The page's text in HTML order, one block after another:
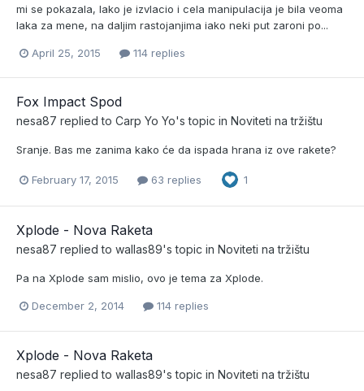
mi se pokazala, lako je izvlacio i cela manipulacija je bila veoma
laka za mene, na daljim rastojanjima iako neki put zaroni po...
April 25, 2015 114 replies
Fox Impact Spod
nesa87 replied to Carp Yo Yo's topic in Noviteti na tržištu
Sranje. Bas me zanima kako će da ispada hrana iz ove rakete?
February 17, 2015 63 replies 1
Xplode - Nova Raketa
nesa87 replied to wallas89's topic in Noviteti na tržištu
Pa na Xplode sam mislio, ovo je tema za Xplode.
December 2, 2014 114 replies
Xplode - Nova Raketa
nesa87 replied to wallas89's topic in Noviteti na tržištu